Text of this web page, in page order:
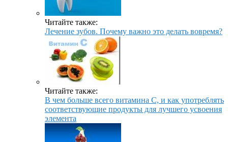
Читайте также:
Лечение зубов. Почему важно это делать вовремя?
Читайте также:
В чем больше всего витамина С, и как употреблять
соответствующие продукты для лучшего усвоения
элемента